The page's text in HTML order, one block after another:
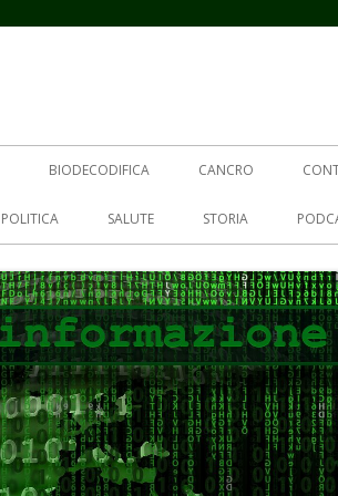
BIODECODIFICA CANCRO
POLITICA SALUTE STORIA